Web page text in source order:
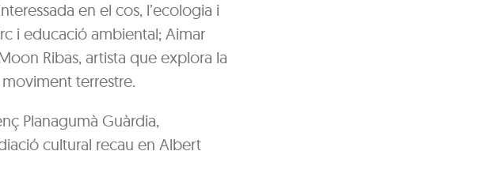
en el cos, l’ecologia i
i educació ambiental; Aimar
Ribas, artista que explora la
terrestre.
Planagumà Guàrdia,
cultural recau en Albert